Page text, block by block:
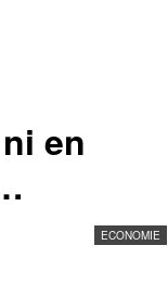
en
ECONOMIE